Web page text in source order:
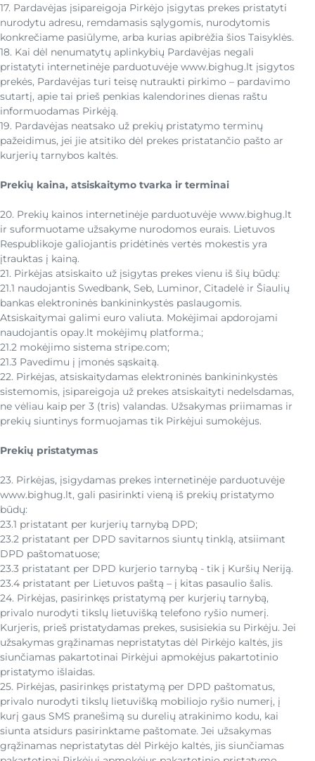
17. Pardavėjas įsipareigoja Pirkėjo įsigytas prekes pristatyti
nurodytu adresu, remdamasis sąlygomis, nurodytomis
konkrečiame pasiūlyme, arba kurias apibrėžia šios Taisyklės.
18. Kai dėl nenumatytų aplinkybių Pardavėjas negali
pristatyti internetinėje parduotuvėje www.bighug.lt įsigytos
prekės, Pardavėjas turi teisę nutraukti pirkimo – pardavimo
sutartį, apie tai prieš penkias kalendorines dienas raštu
informuodamas Pirkėją.
19. Pardavėjas neatsako už prekių pristatymo terminų
pažeidimus, jei jie atsitiko dėl prekes pristatančio pašto ar
kurjerių tarnybos kaltės.
Prekių kaina, atsiskaitymo tvarka ir terminai
20. Prekių kainos internetinėje parduotuvėje www.bighug.lt
ir suformuotame užsakyme nurodomos eurais. Lietuvos
Respublikoje galiojantis pridėtinės vertės mokestis yra
įtrauktas į kainą.
21. Pirkėjas atsiskaito už įsigytas prekes vienu iš šių būdų:
21.1 naudojantis Swedbank, Seb, Luminor, Citadelė ir Šiaulių
bankas elektroninės bankininkystės paslaugomis.
Atsiskaitymai galimi euro valiuta. Mokėjimai apdorojami
naudojantis opay.lt mokėjimų platforma.;
21.2 mokėjimo sistema stripe.com;
21.3 Pavedimu į įmonės sąskaitą.
22. Pirkėjas, atsiskaitydamas elektroninės bankininkystės
sistemomis, įsipareigoja už prekes atsiskaityti nedelsdamas,
ne vėliau kaip per 3 (tris) valandas. Užsakymas priimamas ir
prekių siuntinys formuojamas tik Pirkėjui sumokėjus.
Prekių pristatymas
23. Pirkėjas, įsigydamas prekes internetinėje parduotuvėje
www.bighug.lt, gali pasirinkti vieną iš prekių pristatymo
būdų:
23.1 pristatant per kurjerių tarnybą DPD;
23.2 pristatant per DPD savitarnos siuntų tinklą, atsiimant
DPD paštomatuose;
23.3 pristatant per DPD kurjerio tarnybą - tik į Kuršių Neriją.
23.4 pristatant per Lietuvos paštą – į kitas pasaulio šalis.
24. Pirkėjas, pasirinkęs pristatymą per kurjerių tarnybą,
privalo nurodyti tikslų lietuvišką telefono ryšio numerį.
Kurjeris, prieš pristatydamas prekes, susisiekia su Pirkėju. Jei
užsakymas grąžinamas nepristatytas dėl Pirkėjo kaltės, jis
siunčiamas pakartotinai Pirkėjui apmokėjus pakartotinio
pristatymo išlaidas.
25. Pirkėjas, pasirinkęs pristatymą per DPD paštomatus,
privalo nurodyti tikslų lietuvišką mobiliojo ryšio numerį, į
kurį gaus SMS pranešimą su durelių atrakinimo kodu, kai
siunta atsidurs pasirinktame paštomate. Jei užsakymas
grąžinamas nepristatytas dėl Pirkėjo kaltės, jis siunčiamas